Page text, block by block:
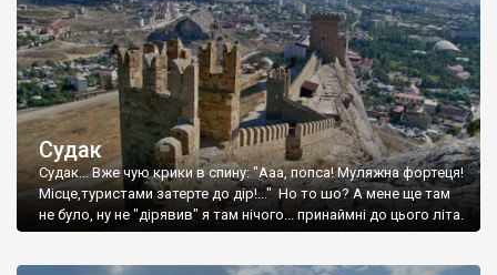
Судак
Судак... Вже чую крики в спину: "Ааа, попса! Муляжна фортеця!
Місце,туристами затерте до дір!..." Но то шо? А мене ще там
не було, ну не "дірявив" я там нічого... принаймні до цього літа.